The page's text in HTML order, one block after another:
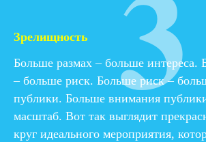
Зрелищность
Больше размах – больше интереса.
– больше риск. Больше риск –
публики. Больше внимания
масштаб. Вот так выглядит
круг идеального мероприятия,